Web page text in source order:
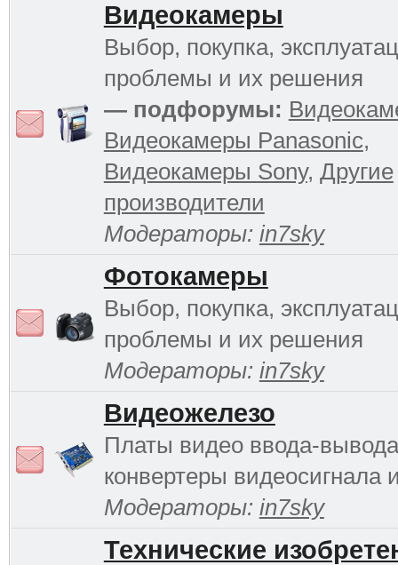
Видеокамеры
Выбор, покупка,
проблемы и их решения
— подфорумы:
Видеокамеры Panasonic,
Видеокамеры Sony, Другие
производители
Модераторы: in7sky
Фотокамеры
Выбор, покупка,
проблемы и их решения
Модераторы: in7sky
Видеожелезо
Платы видео ввода-
конвертеры видеосигнала
Модераторы: in7sky
Технические